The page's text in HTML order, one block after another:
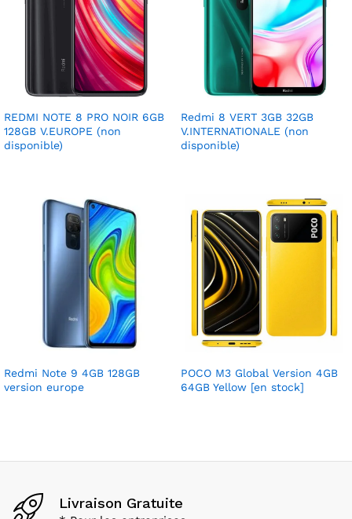
REDMI NOTE 8 PRO NOIR 6GB
128GB V.EUROPE (non
disponible)
Redmi 8 VERT 3GB 32GB
V.INTERNATIONALE (non
disponible)
Redmi Note 9 4GB 128GB
version europe
POCO M3 Global Version 4GB
64GB Yellow [en stock]
Livraison Gratuite